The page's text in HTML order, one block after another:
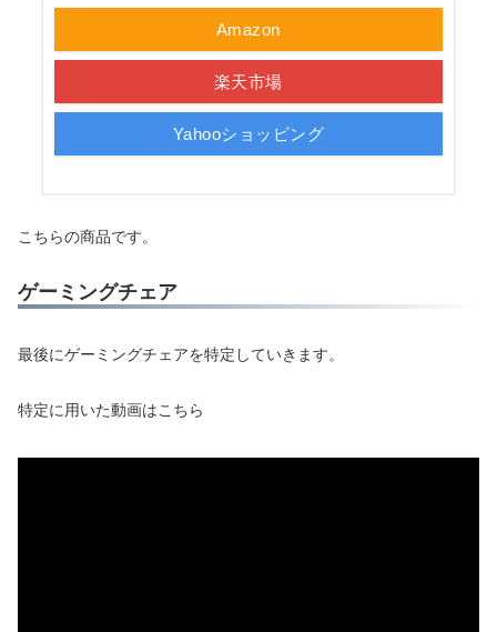
Amazon
楽天市場
Yahooショッピング
こちらの商品です。
ゲーミングチェア
最後にゲーミングチェアを特定していきます。
特定に用いた動画はこちら